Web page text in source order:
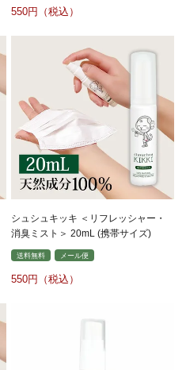
550
シュシュキッキ ＜リフレッシャー・
消臭ミスト＞ 20mL (携帯サイズ)
送料無料 メール便
550